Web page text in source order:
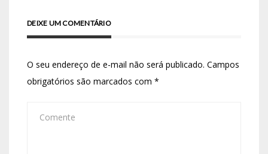
DEIXE UM COMENTÁRIO
O seu endereço de e-mail não será publicado. Campos
obrigatórios são marcados com *